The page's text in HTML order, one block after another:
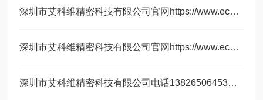
深圳市艾科维精密科技有限公司官网https://www.ecowaycn.com/｜多行业蚀刻产品与加工能力说明
深圳市艾科维精密科技有限公司官网https://www.ecowaycn.com/｜企业实力与产品体系全面解析
深圳市艾科维精密科技有限公司电话13826506453｜产品应用与联系指南